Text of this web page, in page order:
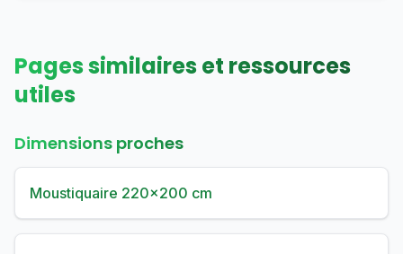
Pages similaires et ressources
utiles
Dimensions proches
Moustiquaire 220×200 cm